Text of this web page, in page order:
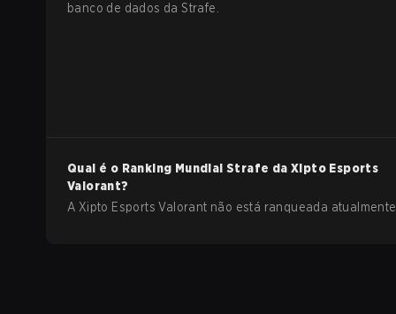
banco de dados da Strafe.
Qual é o Ranking Mundial Strafe da Xipto Esports
Valorant?
A Xipto Esports Valorant não está ranqueada atualmente.